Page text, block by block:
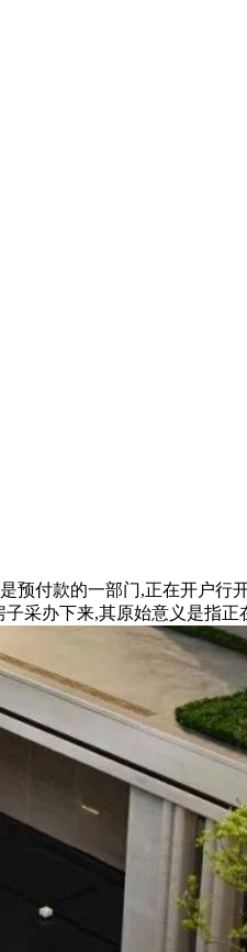
预付款的一部门,正在开户行
采办下来,其原始意义是指